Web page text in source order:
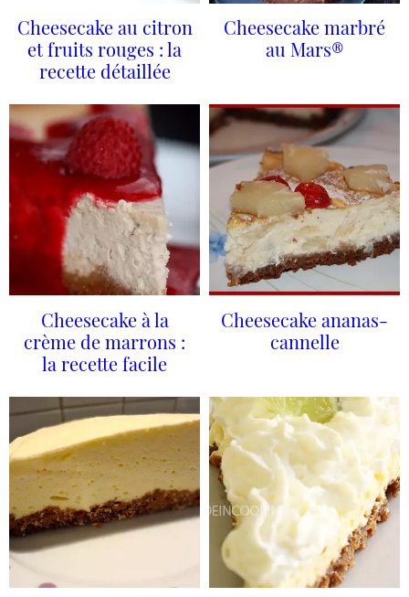
Cheesecake au citron
et fruits rouges : la
recette détaillée
Cheesecake marbré
au Mars®
Cheesecake à la
crème de marrons :
la recette facile
Cheesecake ananas-
cannelle